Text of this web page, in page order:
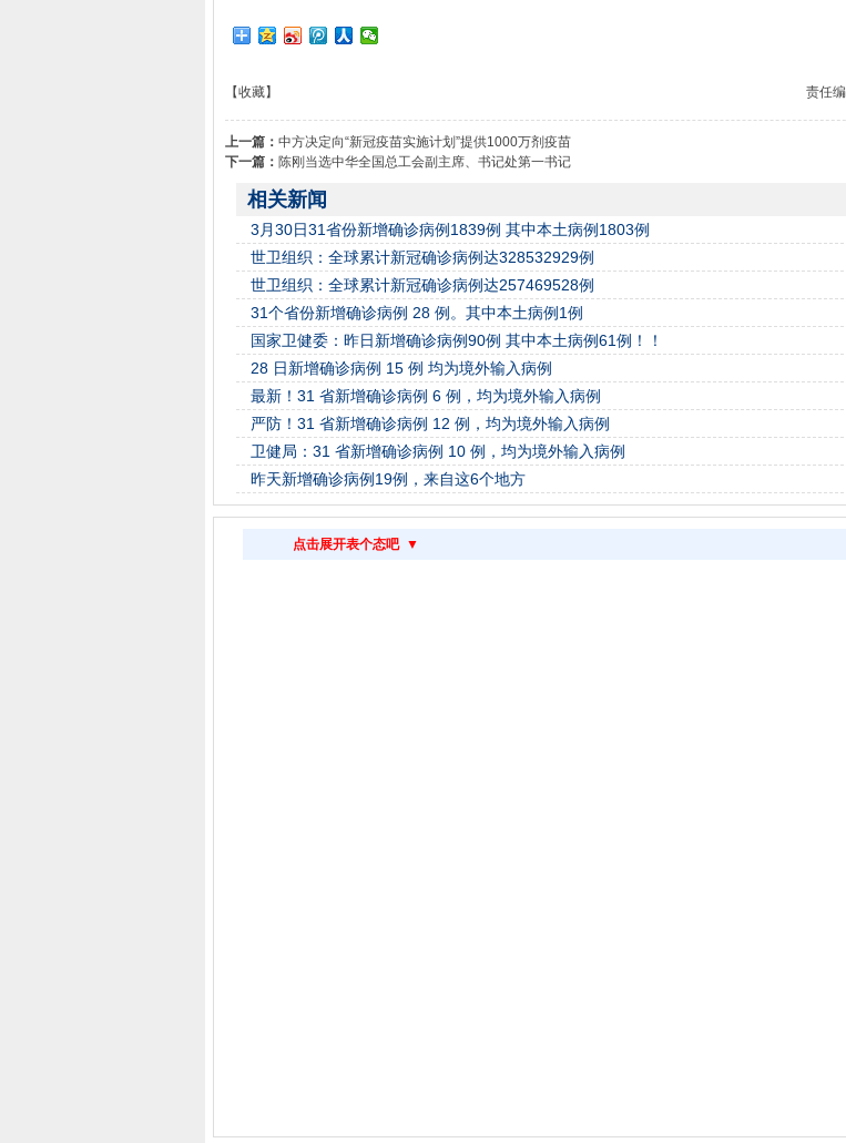
责任
【收藏】
上一篇： 中方决定向“新冠疫苗实施计划”提供1000万剂疫苗
下一篇： 陈刚当选中华全国总工会副主席、书记处第一书记
相关新闻
3月30日31省份新增确诊病例1839例 其中本土病例1803例
世卫组织：全球累计新冠确诊病例达328532929例
世卫组织：全球累计新冠确诊病例达257469528例
31个省份新增确诊病例 28 例。其中本土病例1例
国家卫健委：昨日新增确诊病例90例 其中本土病例61例！！
28 日新增确诊病例 15 例 均为境外输入病例
最新！31 省新增确诊病例 6 例，均为境外输入病例
严防！31 省新增确诊病例 12 例，均为境外输入病例
卫健局：31 省新增确诊病例 10 例，均为境外输入病例
昨天新增确诊病例19例，来自这6个地方
点击展开表个态吧 ▼